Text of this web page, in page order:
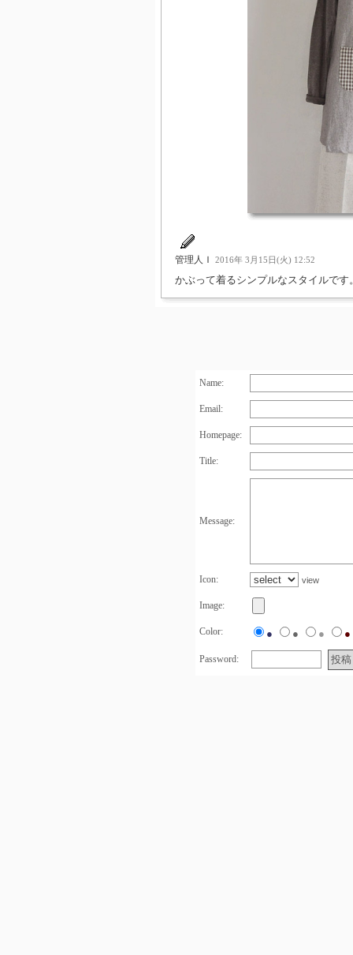
管理人Ｉ 2016年 3月15日(火) 12:52
かぶって着るシンプルなスタイルです
Name:
Email:
Homepage:
Title:
Message:
Icon: view
Image:
Color: ● ● ● ●
Password: